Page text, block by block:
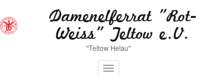
Inhalt
springen
Damenelferrat "Rot-
Weiss" Teltow e.V.
"Teltow Helau"
Toggle navigation